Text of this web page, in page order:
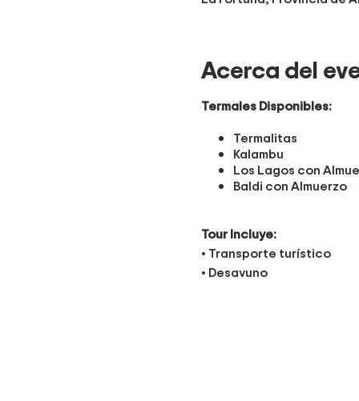
Acerca del
Termales Disponibles:
Termalitas
Kalambu
Los Lagos con
Baldi con Almuerzo
Tour Incluye:
• Transporte turístico
• Desayuno